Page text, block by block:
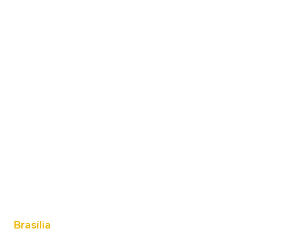
Brasília